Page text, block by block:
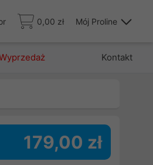
0,00 zł Mój Proline
Kontakt
179,00 zł